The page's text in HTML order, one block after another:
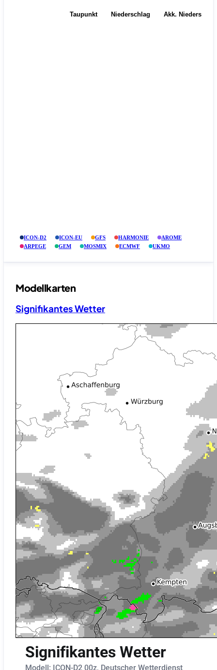
Taupunkt Niederschlag Akk.
ICON-D2 ICON-EU GFS HARMONIE
AROME
ARPEGE
GEM MOSMIX ECMWF UKMO
Modellkarten
Signifikantes Wetter